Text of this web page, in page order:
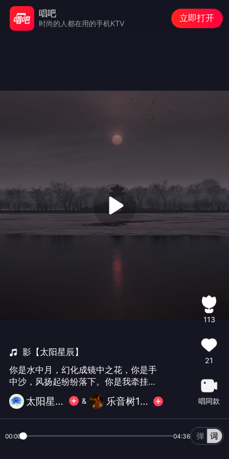
影【太阳星辰】
你是水中月，幻化成镜中之花，你是手
中沙，风扬起纷纷落下。你是我牵挂，
烛火中缠绵融化，你是我的影，形神随
行心同化～ 太阳星辰. & 乐音树192
113
21
唱同款
00:00 04:36
唱吧
时尚的人都在用的手机KTV
立即打开